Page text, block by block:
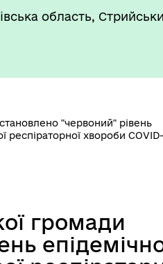
"Воєнний
область,
"червоний" рівень
респіраторної хвороби
громади